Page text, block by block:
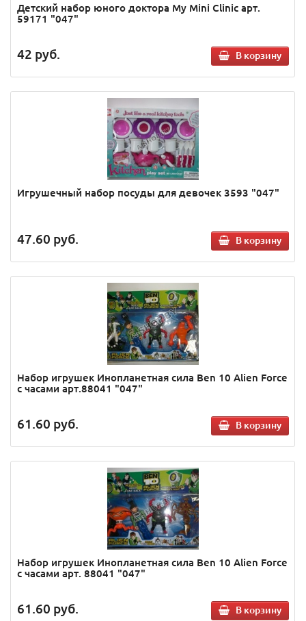
Детский набор юного доктора My Mini Clinic арт.
59171 "047"
42 руб. В корзину
Игрушечный набор посуды для девочек 3593 "047"
47.60 руб. В корзину
Набор игрушек Инопланетная сила Ben 10 Аlien Force
с часами арт.88041 "047"
61.60 руб. В корзину
Набор игрушек Инопланетная сила Ben 10 Аlien Force
с часами арт. 88041 "047"
61.60 руб. В корзину